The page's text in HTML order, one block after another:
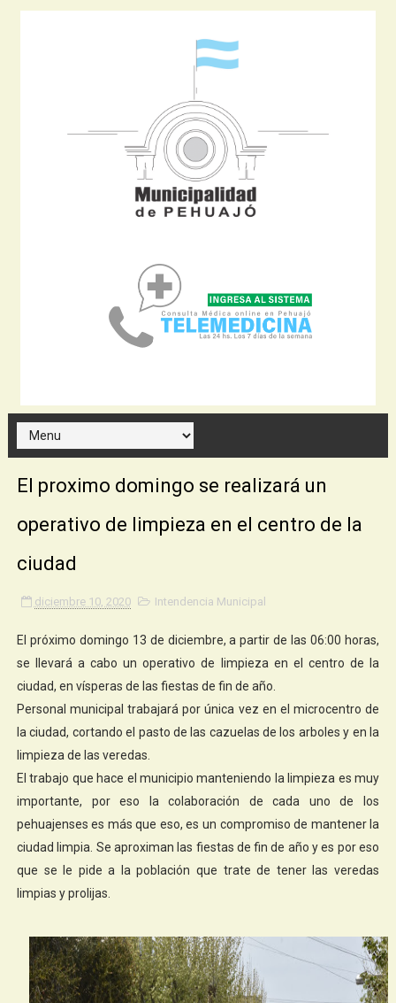
El proximo domingo se realizará un
operativo de limpieza en el centro de la
ciudad
diciembre 10, 2020 Intendencia Municipal
El próximo domingo 13 de diciembre, a partir de las 06:00 horas,
se llevará a cabo un operativo de limpieza en el centro de la
ciudad, en vísperas de las fiestas de fin de año.
Personal municipal trabajará por única vez en el microcentro de
la ciudad, cortando el pasto de las cazuelas de los arboles y en la
limpieza de las veredas.
El trabajo que hace el municipio manteniendo la limpieza es muy
importante, por eso la colaboración de cada uno de los
pehuajenses es más que eso, es un compromiso de mantener la
ciudad limpia. Se aproximan las fiestas de fin de año y es por eso
que se le pide a la población que trate de tener las veredas
limpias y prolijas.